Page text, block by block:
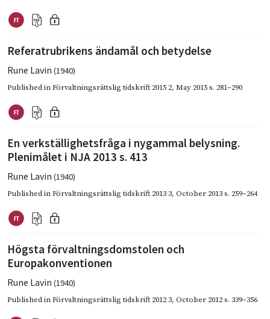
Referatrubrikens ändamål och betydelse
Rune Lavin (1940)
Published inFörvaltningsrättslig tidskrift 2015 2, May 2015s. 281–290
En verkställighetsfråga i nygammal belysning.
Plenimålet i NJA 2013 s. 413
Rune Lavin (1940)
Published inFörvaltningsrättslig tidskrift 2013 3, October 2013s. 259–264
Högsta förvaltningsdomstolen och
Europakonventionen
Rune Lavin (1940)
Published inFörvaltningsrättslig tidskrift 2012 3, October 2012s. 339–356